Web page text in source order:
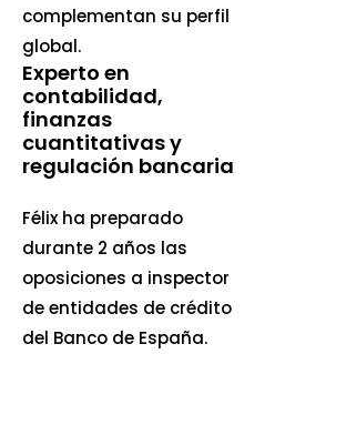
complementan su perfil
global.
Experto en
contabilidad,
finanzas
cuantitativas y
regulación bancaria
Félix ha preparado
durante 2 años las
oposiciones a inspector
de entidades de crédito
del Banco de España.